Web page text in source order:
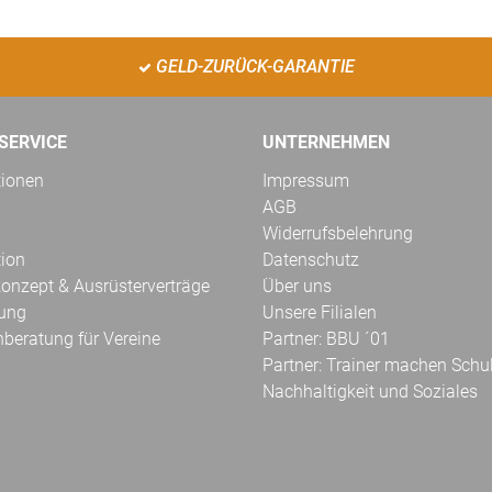
GELD-ZURÜCK-GARANTIE
& Ausrüsterverträge
für Vereine
UNTERNEHMEN
Impressum
AGB
Widerrufsbelehrung
Datenschutz
Über uns
Unsere Filialen
Partner: BBU ´01
Partner: Trainer machen
Nachhaltigkeit und Soziales